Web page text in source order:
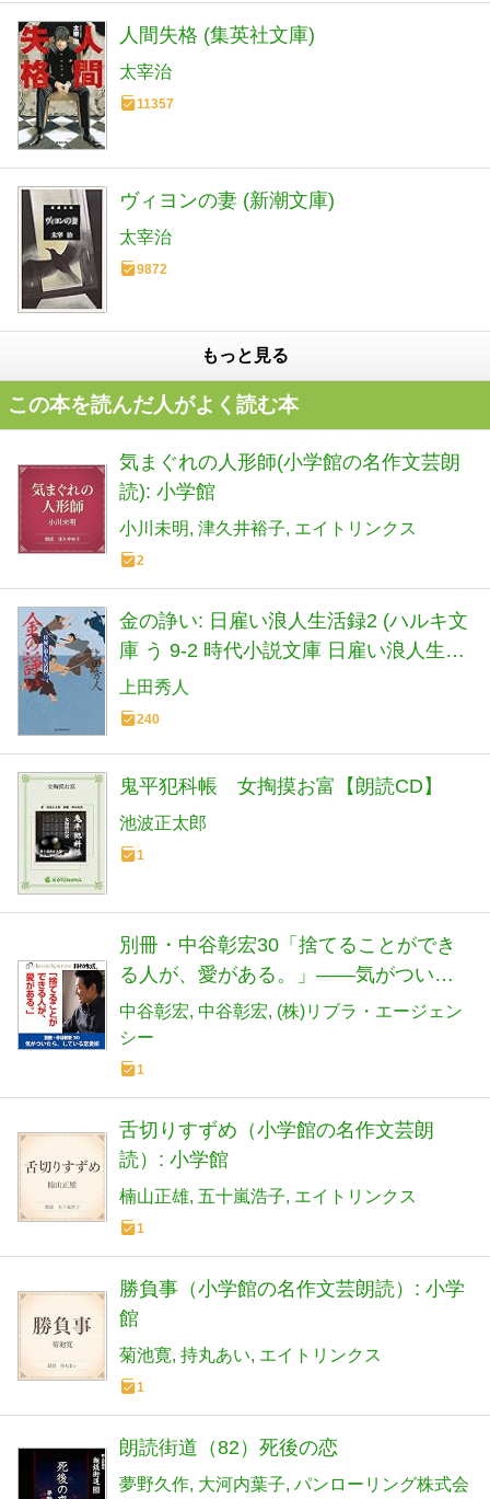
人間失格 (集英社文庫)
太宰治
11357
ヴィヨンの妻 (新潮文庫)
太宰治
9872
もっと見る
この本を読んだ人がよく読む本
気まぐれの人形師(小学館の名作文芸朗
読): 小学館
小川未明 津久井裕子 エイトリンクス
2
金の諍い: 日雇い浪人生活録2 (ハルキ文
庫 う 9-2 時代小説文庫 日雇い浪人生活
録 2)
上田秀人
240
鬼平犯科帳 女掏摸お富【朗読CD】
池波正太郎
1
別冊・中谷彰宏30「捨てることができ
る人が、愛がある。」――気がついた
ら、している恋愛術
中谷彰宏 中谷彰宏 (株)リブラ・エージェン
シー
1
舌切りすずめ（小学館の名作文芸朗
読）: 小学館
楠山正雄 五十嵐浩子 エイトリンクス
1
勝負事（小学館の名作文芸朗読）: 小学
館
菊池寛 持丸あい エイトリンクス
1
朗読街道（82）死後の恋
夢野久作 大河内葉子 パンローリング株式会